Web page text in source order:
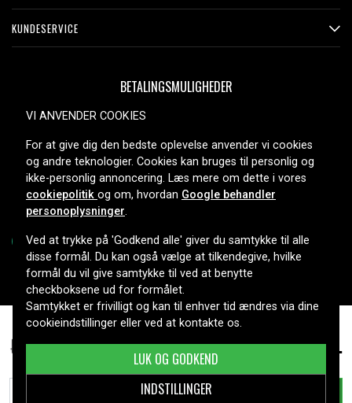
ThinkPad Z13 21D2000YIV, 11.64V, 4300mAh 599 kr.
TILFØJ TIL KURV
KUNDESERVICE
BETALINGSMULIGHEDER
LEVERINGSMULIGHEDER
Copyright © 2026, Spares Nordic AB
VI ANVENDER COOKIES
For at give dig den bedste oplevelse anvender vi cookies
og andre teknologier. Cookies kan bruges til personlig og
ikke-personlig annoncering. Læs mere om dette i vores
cookiepolitik og om, hvordan Google behandler
personoplysninger.
Ved at trykke på 'Godkend alle' giver du samtykke til alle
disse formål. Du kan også vælge at tilkendegive, hvilke
formål du vil give samtykke til ved at benytte
checkboksene ud for formålet.
Samtykket er frivilligt og kan til enhver tid ændres via dine
cookieindstillinger eller ved at kontakte os.
INDSTILLINGER
LUK OG GODKEND